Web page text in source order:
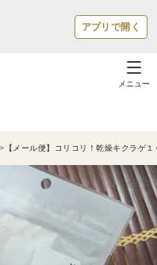
アプリで開く
メニュー
【メール便】コリコリ！乾燥キクラゲ